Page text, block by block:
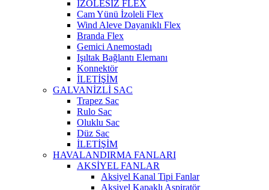
İZOLESİZ FLEX
Cam Yünü İzoleli Flex
Wind Aleve Dayanıklı Flex
Branda Flex
Gemici Anemostadı
Işıltak Bağlantı Elemanı
Konnektör
İLETİŞİM
GALVANİZLİ SAC
Trapez Sac
Rulo Sac
Oluklu Sac
Düz Sac
İLETİŞİM
HAVALANDIRMA FANLARI
AKSİYEL FANLAR
Aksiyel Kanal Tipi Fanlar
Aksiyel Kapaklı Aspiratör